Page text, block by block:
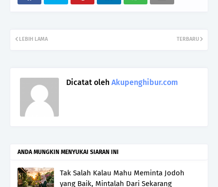
TERBARU
LEBIH LAMA
Dicatat oleh Akupenghibur.com
ANDA MUNGKIN MENYUKAI SIARAN INI
Tak Salah Kalau Mahu Meminta Jodoh
yang Baik, Mintalah Dari Sekarang